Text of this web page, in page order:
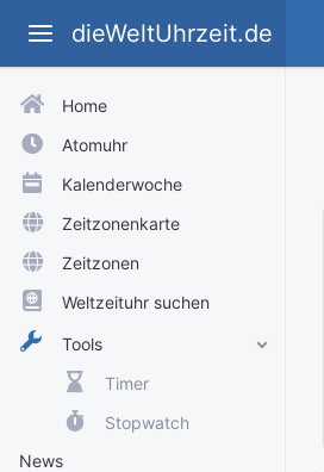
dieWeltUhrzeit.de
Home
Atomuhr
Kalenderwoche
Zeitzonenkarte
Zeitzonen
Weltzeituhr suchen
Tools
Timer
Stopwatch
News